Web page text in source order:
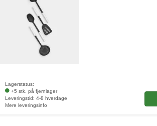
Lagerstatus:
+5 stk. på fjernlager
Leveringstid: 4-8 hverdage
Mere leveringsinfo